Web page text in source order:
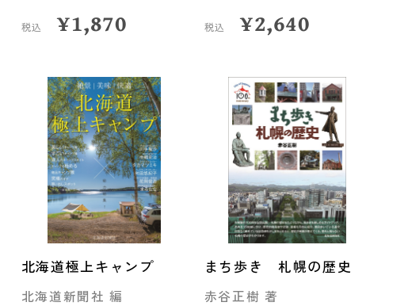
税込 ¥1,870 税込 ¥2,640
北海道極上キャンプ
北海道新聞社 編
まち歩き 札幌の歴史
赤谷正樹 著